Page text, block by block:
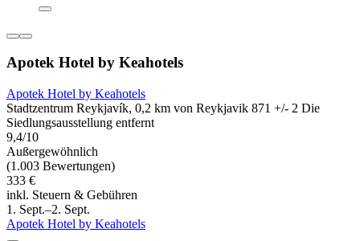
Apotek Hotel by Keahotels
Apotek Hotel by Keahotels
Stadtzentrum Reykjavík, 0,2 km von Reykjavik 871 +/- 2 Die
Siedlungsausstellung entfernt
9,4/10
Außergewöhnlich
(1.003 Bewertungen)
333 €
inkl. Steuern & Gebühren
1. Sept.–2. Sept.
Apotek Hotel by Keahotels